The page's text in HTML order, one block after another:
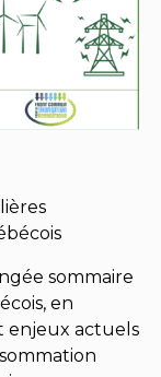
sommaire
en
enjeux actuels